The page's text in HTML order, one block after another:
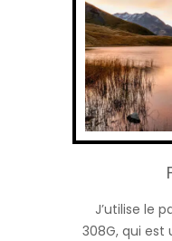
J’utilise le
308G, qui